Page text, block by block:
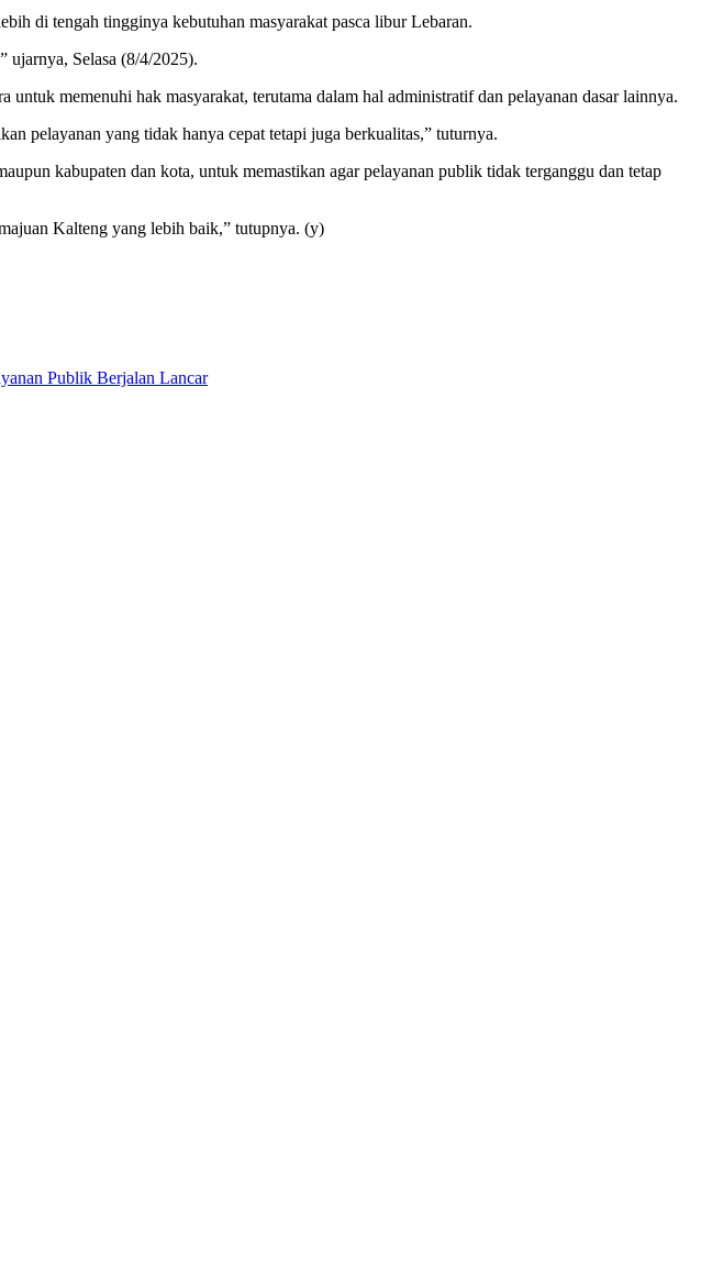
di tengah tingginya kebutuhan masyarakat pasca libur Lebaran.
ujarnya, Selasa (8/4/2025).
memenuhi hak masyarakat, terutama dalam hal administratif dan pelayanan dasar lainnya.
pelayanan yang tidak hanya cepat tetapi juga berkualitas,” tuturnya.
kabupaten dan kota, untuk memastikan agar pelayanan publik tidak terganggu dan tetap
Kalteng yang lebih baik,” tutupnya. (y)
Publik Berjalan Lancar